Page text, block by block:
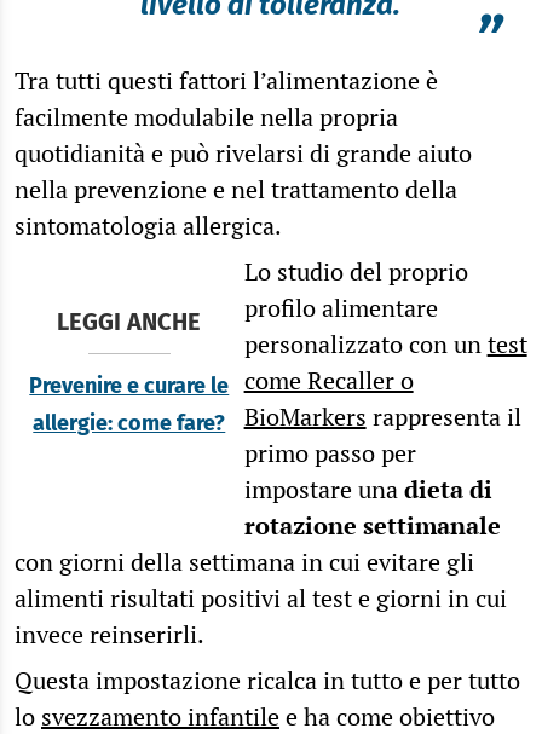
”
Tra tutti questi fattori l’alimentazione è
facilmente modulabile nella propria
quotidianità e può rivelarsi di grande aiuto
nella prevenzione e nel trattamento della
sintomatologia allergica.
LEGGI ANCHE
Prevenire e curare le
allergie: come fare?
Lo studio del proprio
profilo alimentare
personalizzato con untest
come Recaller o
BioMarkers rappresenta il
primo passo per
impostare unadieta di
rotazione settimanale
con giorni della settimana in cui evitare gli
alimenti risultati positivi al test e giorni in cui
invece reinserirli.
Questa impostazione ricalca in tutto e per tutto
lo svezzamento infantilee ha come obiettivo